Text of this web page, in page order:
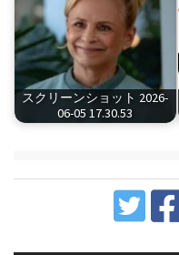
スクリーンショット 2026-
06-05 17.30.53